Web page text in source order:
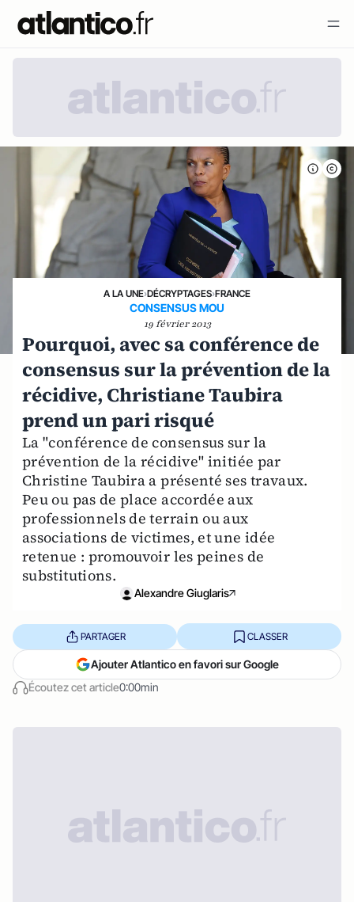
A LA UNE›DÉCRYPTAGES›FRANCE
CONSENSUS MOU
19 février 2013
Pourquoi, avec sa conférence de
consensus sur la prévention de la
récidive, Christiane Taubira
prend un pari risqué
La "conférence de consensus sur la
prévention de la récidive" initiée par
Christine Taubira a présenté ses travaux.
Peu ou pas de place accordée aux
professionnels de terrain ou aux
associations de victimes, et une idée
retenue : promouvoir les peines de
substitutions.
Alexandre Giuglaris
Écoutez cet article0:00min
PARTAGER CLASSER
Ajouter Atlantico en favori sur Google